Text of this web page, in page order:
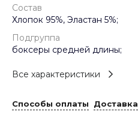
Состав
Хлопок 95%, Эластан 5%;
Подгруппа
боксеры средней длины;
Все характеристики
Способы оплаты Доставка